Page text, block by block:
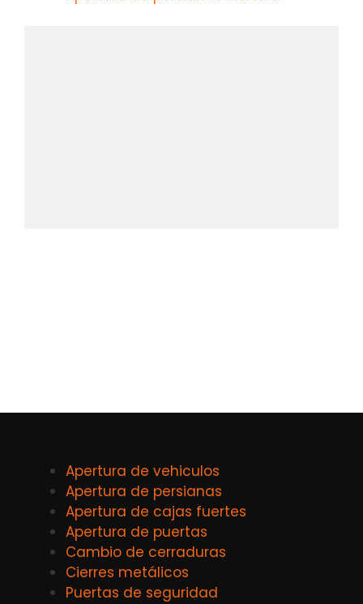
Apertura de vehiculos
Apertura de persianas
Apertura de cajas fuertes
Apertura de puertas
Cambio de cerraduras
Cierres metálicos
Puertas de seguridad